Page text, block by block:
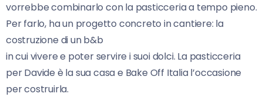
vorrebbe combinarlo con la pasticceria a tempo pieno.
Per farlo, ha un progetto concreto in cantiere: la
costruzione di un b&b
in cui vivere e poter servire i suoi dolci. La pasticceria
per Davide è la sua casa e Bake Off Italia l’occasione
per costruirla.